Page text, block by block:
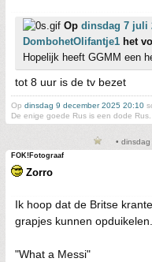
Op dinsdag 7 juli
DombohetOlifantje1 het
Hopelijk heeft GGMM een
tot 8 uur is de tv bezet
Op dinsdag 9 december 2025 20:10
De enige goede Rus is een dode Rus.
•
FOK!Fotograaf
Zorro
Ik hoop dat de Britse
grapjes kunnen opduikelen.
"What a Messi"